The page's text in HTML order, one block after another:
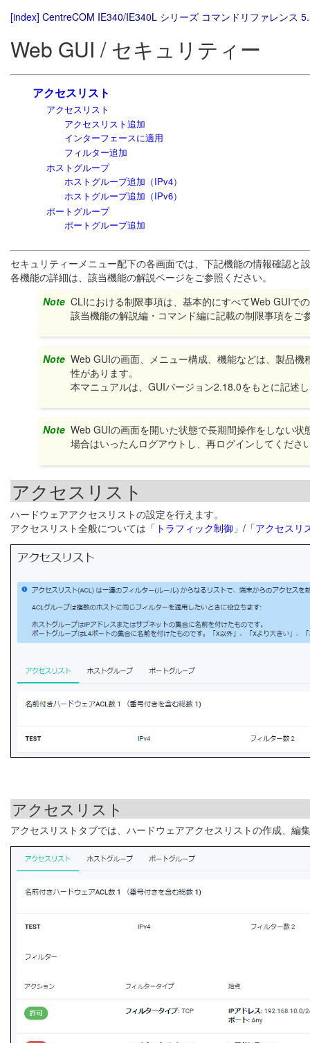
[index] CentreCOM IE340/IE340L シリーズ コマンドリファレンス
Web GUI / セキュリティー
アクセスリスト
アクセスリスト
アクセスリスト追加
インターフェースに適用
フィルター追加
ホストグループ
ホストグループ追加（IPv4）
ホストグループ追加（IPv6）
ポートグループ
ポートグループ追加
セキュリティーメニュー配下の各画面では、下記機能の情報確認と
各機能の詳細は、該当機能の解説ページをご参照ください。
Note CLIにおける制限事項は、基本的にすべてWeb GUIで
該当機能の解説編・コマンド編に記載の制限事項を
Note Web GUIの画面、メニュー構成、機能などは、製品
性があります。
本マニュアルは、GUIバージョン2.18.0をもとに記述
Note Web GUIの画面を開いた状態で長期間操作をしない
場合はいったんログアウトし、再ログインしてくださ
アクセスリスト
ハードウェアアクセスリストの設定を行えます。
アクセスリスト全般については 「トラフィック制御」/「アクセスリ
アクセスリスト
アクセスリストタブでは、ハードウェアアクセスリストの作成、編